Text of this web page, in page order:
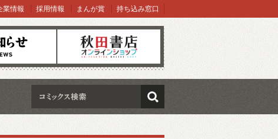
オンラインショップ
業情報 採用情報 まんが賞 持ち込み窓口
検索